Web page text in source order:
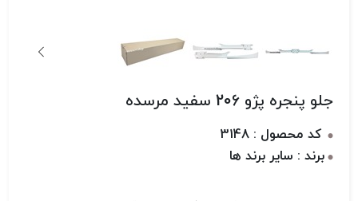
جلو پنجره پژو 206 سفید مرسده
کد محصول : 3148
برند : سایر برند ها